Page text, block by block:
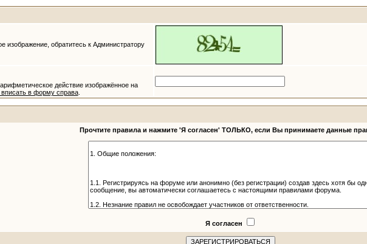
изображение, обратитесь к Администратору
действие изображённое на
вписать в форму справа.
Прочтите правила и нажмите 'Я согласен' ТОЛЬКО, если Вы принимаете данные
Я согласен